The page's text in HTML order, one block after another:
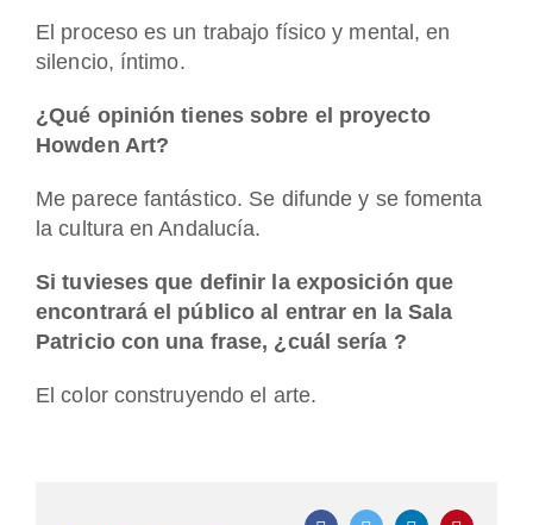
El proceso es un trabajo físico y mental, en
silencio, íntimo.
¿Qué opinión tienes sobre el proyecto
Howden Art?
Me parece fantástico. Se difunde y se fomenta
la cultura en Andalucía.
Si tuvieses que definir la exposición que
encontrará el público al entrar en la Sala
Patricio con una frase, ¿cuál sería ?
El color construyendo el arte.